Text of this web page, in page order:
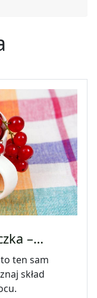
–…
ten sam
skład